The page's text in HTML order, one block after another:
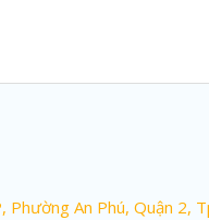
An Phú, Quận 2,